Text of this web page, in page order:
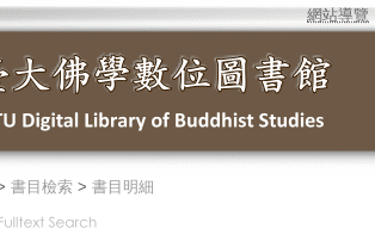
網站導覽
書目檢索 > 書目明細